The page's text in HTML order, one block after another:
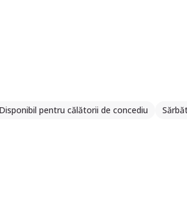
Disponibil pentru călătorii de concediu